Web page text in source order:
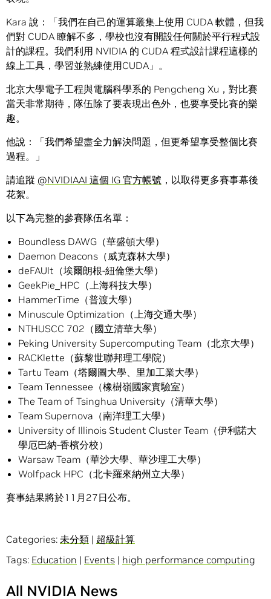
Kara 說：「我們在自己的運算叢集上使用 CUDA 軟體，但我
們對 CUDA 瞭解不多，學校也沒有開設任何關於平行程式設
計的課程。我們利用 NVIDIA 的 CUDA 程式設計課程這樣的
線上工具，學習並熟練使用CUDA」。
北京大學電子工程與電腦科學系的 Pengcheng Xu，對比賽
當天非常期待，隊伍除了要表現出色外，也要享受比賽的樂
趣。
他說：「我們希望盡全力解決問題，但更希望享受整個比賽
過程。」
請追蹤 @NVIDIAAI 這個 IG 官方帳號 ，以取得更多賽事幕後
花絮。
以下為完整的參賽隊伍名單：
Boundless DAWG（華盛頓大學）
Daemon Deacons（威克森林大學）
deFAUlt（埃爾朗根-紐倫堡大學）
GeekPie_HPC（上海科技大學）
HammerTime（普渡大學）
Minuscule Optimization（上海交通大學）
NTHUSCC 702​（國立清華大學）
Peking University Supercomputing Team（北京大學）
RACKlette（蘇黎世聯邦理工學院）
Tartu Team（塔爾圖大學、里加工業大學）
Team Tennessee（橡樹嶺國家實驗室）
The Team of Tsinghua University（清華大學）
Team Supernova（南洋理工大學）
University of Illinois Student Cluster Team（伊利諾大
學厄巴納-香檳分校）
Warsaw Team（華沙大學、華沙理工大學）
Wolfpack HPC（北卡羅來納州立大學）
賽事結果將於11月27日公布。
Categories: 未分類 | 超級計算
Tags: Education | Events | high performance computing
All NVIDIA News